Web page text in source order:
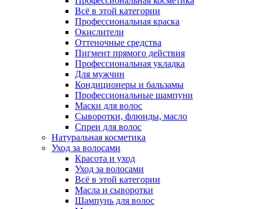
Всё в этой категории
Профессиональная краска
Окислители
Оттеночные средства
Пигмент прямого действия
Профессиональная укладка
Для мужчин
Кондиционеры и бальзамы
Профессиональные шампуни
Маски для волос
Сыворотки, флюиды, масло
Спреи для волос
Натуральная косметика
Уход за волосами
Красота и уход
Уход за волосами
Всё в этой категории
Масла и сыворотки
Шампунь для волос